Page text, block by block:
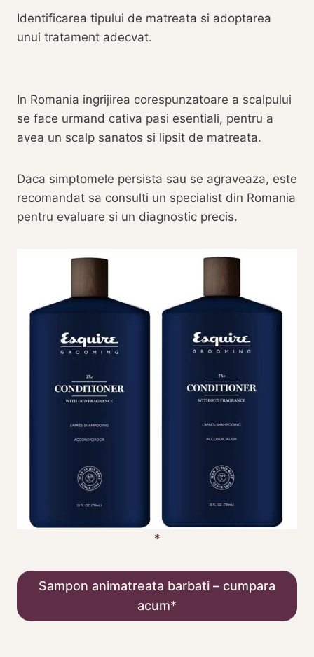
Identificarea tipului de matreata si adoptarea
unui tratament adecvat.
In Romania ingrijirea corespunzatoare a scalpului
se face urmand cativa pasi esentiali, pentru a
avea un scalp sanatos si lipsit de matreata.
Daca simptomele persista sau se agraveaza, este
recomandat sa consulti un specialist din Romania
pentru evaluare si un diagnostic precis.
Sampon animatreata barbati – cumpara
acum